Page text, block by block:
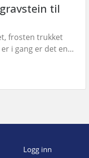
til
frosten trukket
i gang er det en
Logg inn